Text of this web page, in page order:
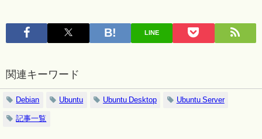
LINE
関連キーワード
Debian Ubuntu Ubuntu Desktop Ubuntu Server
記事一覧